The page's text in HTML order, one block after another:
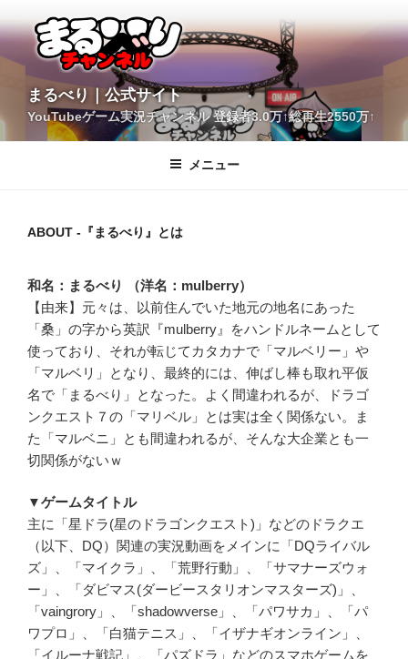
ン
テ
へ
ス
まるべり｜公式サイト
YouTubeゲーム実況チャンネル 登録者3.0万↑総再生2550万↑
メニュー
ABOUT -『まるべり』とは
和名：まるべり （洋名：mulberry）
【由来】元々は、以前住んでいた地元の地名にあった
「桑」の字から英訳『mulberry』をハンドルネームとして
使っており、それが転じてカタカナで「マルベリー」や
「マルベリ」となり、最終的には、伸ばし棒も取れ平仮
名で「まるべり」となった。よく間違われるが、ドラゴ
ンクエスト７の「マリベル」とは実は全く関係ない。ま
た「マルベニ」とも間違われるが、そんな大企業とも一
切関係がないｗ
▼ゲームタイトル
主に「星ドラ(星のドラゴンクエスト)」などのドラクエ
（以下、DQ）関連の実況動画をメインに「DQライバル
ズ」、「マイクラ」、「荒野行動」、「サマナーズウォ
ー」、「ダビマス(ダービースタリオンマスターズ)」、
「vaingrory」、「shadowverse」、「パワサカ」、「パ
ワプロ」、「白猫テニス」、「イザナギオンライン」、
「イルーナ戦記」、「パズドラ」などのスマホゲームを